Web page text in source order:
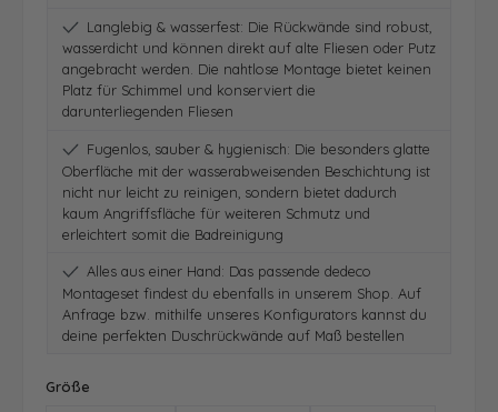
Langlebig & wasserfest: Die Rückwände sind robust,
wasserdicht und können direkt auf alte Fliesen oder Putz
angebracht werden. Die nahtlose Montage bietet keinen
Platz für Schimmel und konserviert die
darunterliegenden Fliesen
Fugenlos, sauber & hygienisch: Die besonders glatte
Oberfläche mit der wasserabweisenden Beschichtung ist
nicht nur leicht zu reinigen, sondern bietet dadurch
kaum Angriffsfläche für weiteren Schmutz und
erleichtert somit die Badreinigung
Alles aus einer Hand: Das passende dedeco
Montageset findest du ebenfalls in unserem Shop. Auf
Anfrage bzw. mithilfe unseres Konfigurators kannst du
deine perfekten Duschrückwände auf Maß bestellen
Größe